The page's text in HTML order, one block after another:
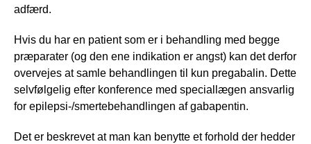
adfærd.
Hvis du har en patient som er i behandling med begge
præparater (og den ene indikation er angst) kan det derfor
overvejes at samle behandlingen til kun pregabalin. Dette
selvfølgelig efter konference med speciallægen ansvarlig
for epilepsi-/smertebehandlingen af gabapentin.
Det er beskrevet at man kan benytte et forhold der hedder